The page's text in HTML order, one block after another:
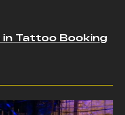
Tattoo Booking